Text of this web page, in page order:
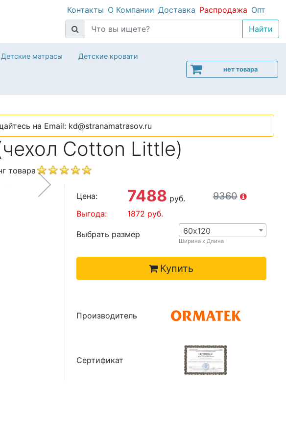
Контакты О Компании Доставка Распродажа Опт
Детские матрасы Детские кровати
нет товара
на Email: kd@stranamatrasov.ru
Cotton Little)
товара
Цена: 7488 руб. 9360
Выгода: 1872 руб.
Выбрать размер 60х120
Ширина х Длина
Купить
Производитель
Сертификат